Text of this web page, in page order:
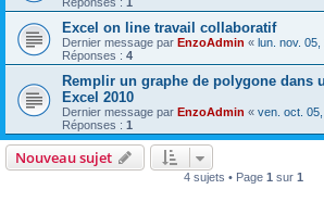
Excel on line travail collaboratif
Dernier message par EnzoAdmin « lun. nov.
Réponses : 4
Remplir un graphe de polygone dans
Excel 2010
Dernier message par EnzoAdmin « ven. oct.
Réponses : 1
Nouveau sujet
4 sujets • Page 1 sur 1